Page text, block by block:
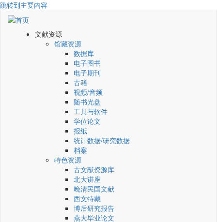
跳转到主要内容
文献资源
馆藏资源
数据库
电子图书
电子期刊
古籍
视频/音频
随书光盘
工具与软件
学位论文
报纸
统计数据/研究数据
档案
特色资源
古文献资源库
北大讲座
晚清民国文献
西文特藏
博后研究报告
燕大毕业论文